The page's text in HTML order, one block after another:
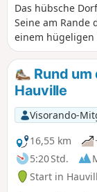
Das hübsche
Seine am Rande
einem hügeligen
sich der Charme
der großen
Rund um
Hauville
Visorando-
16,55 km
5:20 Std.
Start in